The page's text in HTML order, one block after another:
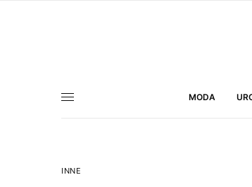
MODA
INNE